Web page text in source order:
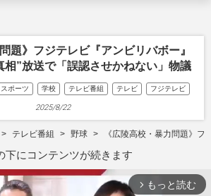
題》フジテレビ『アンビリバボー』
相”放送で「誤認させかねない」物議
スポーツ 学校 テレビ番組 テレビ フジテレビ
2025/8/22
テレビ番組 野球 《広陵高校・暴力問題》
下にコンテンツが続きます
arrow_forward_ios もっと読む